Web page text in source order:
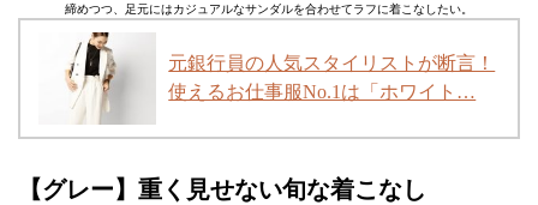
締めつつ、足元にはカジュアルなサンダルを合わせてラフに着こなしたい。
元銀行員の人気スタイリストが断言！
使えるお仕事服No.1は「ホワイト…
【グレー】重く見せない旬な着こなし